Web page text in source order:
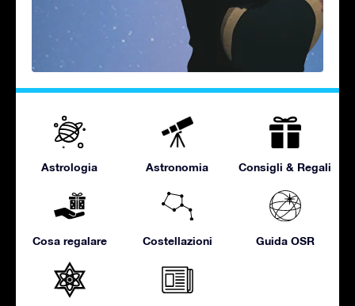
Astrologia Astronomia Consigli & Regali
Cosa regalare Costellazioni Guida OSR